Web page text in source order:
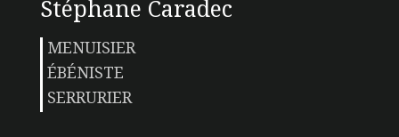
Stéphane Caradec
MENUISIER
ÉBÉNISTE
SERRURIER